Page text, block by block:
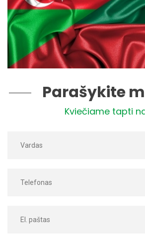
Parašykite
Kviečiame tapti